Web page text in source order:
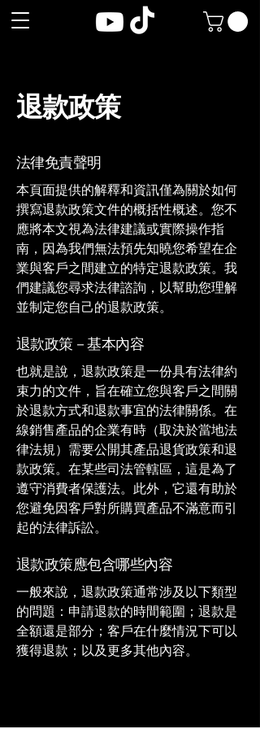
退款政策
法律免責聲明
本頁面提供的解釋和資訊僅為關於如何
撰寫退款政策文件的概括性概述。您不
應將本文視為法律建議或實際操作指
南，因為我們無法預先知曉您希望在企
業與客戶之間建立的特定退款政策。我
們建議您尋求法律諮詢，以幫助您理解
並制定您自己的退款政策。
退款政策－基本內容
也就是說，退款政策是一份具有法律約
束力的文件，旨在確立您與客戶之間關
於退款方式和退款事宜的法律關係。在
線銷售產品的企業有時（取決於當地法
律法規）需要公開其產品退貨政策和退
款政策。在某些司法管轄區，這是為了
遵守消費者保護法。此外，它還有助於
您避免因客戶對所購買產品不滿意而引
起的法律訴訟。
退款政策應包含哪些內容
一般來說，退款政策通常涉及以下類型
的問題：申請退款的時間範圍；退款是
全額還是部分；客戶在什麼情況下可以
獲得退款；以及更多其他內容。